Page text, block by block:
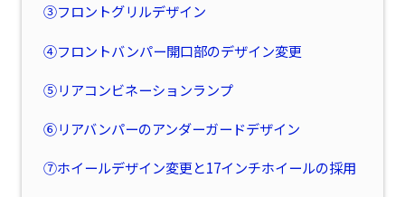
③フロントグリルデザイン
④フロントバンパー開口部のデザイン変更
⑤リアコンビネーションランプ
⑥リアバンパーのアンダーガードデザイン
⑦ホイールデザイン変更と17インチホイールの採用